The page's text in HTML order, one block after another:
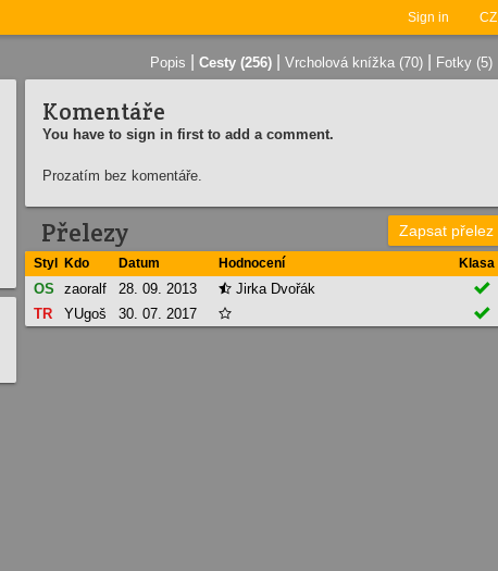
Sign in CZ
Popis Cesty (256) Vrcholová knížka (70) Fotky (5)
Komentáře
You have to sign in first to add a comment.
Prozatím bez komentáře.
Přelezy Zapsat přelez
Styl Kdo Datum Hodnocení Klasa
OS zaoralf 28. 09. 2013  Jirka Dvořák

TR
YUgoš 30. 07. 2017  